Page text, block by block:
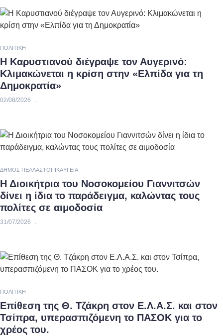
ΠΟΛΙΤΙΚΉ
Η Καρυστιανού διέγραψε τον Αυγερινό:
Κλιμακώνεται η κρίση στην «Ελπίδα για τη
Δημοκρατία»
02/08/2026
ΔΉΜΟΣ ΠΈΛΛΑΣΤΟΠΙΚΆΥΓΕΊΑ
Η Διοικήτρια του Νοσοκομείου Γιαννιτσών
δίνει η ίδια το παράδειγμα, καλώντας τους
πολίτες σε αιμοδοσία
31/07/2026
ΠΟΛΙΤΙΚΉ
Επίθεση της Θ. Τζάκρη στον Ε.Λ.Α.Σ. και στον
Τσίπρα, υπερασπιζόμενη το ΠΑΣΟΚ για το
χρέος του.